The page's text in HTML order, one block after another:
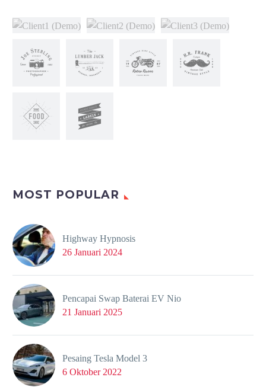
MOST POPULAR
Highway Hypnosis
26 Januari 2024
Pencapai Swap Baterai EV Nio
21 Januari 2025
Pesaing Tesla Model 3
6 Oktober 2022